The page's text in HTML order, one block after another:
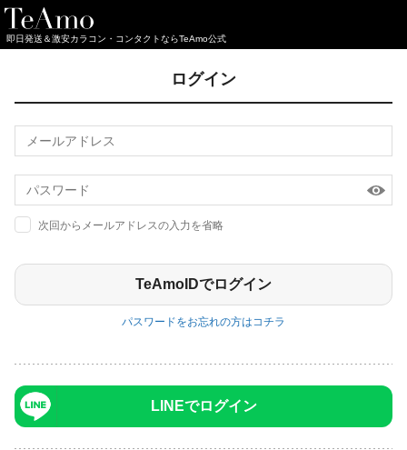
即日発送＆激安カラコン・コンタクトならTeAmo公式
ログイン
次回からメールアドレスの入力を省略
パスワードをお忘れの方はコチラ
LINEでログイン